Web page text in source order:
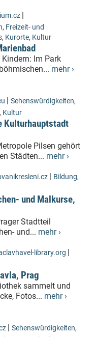
|
, Freizeit- und
, Kurorte, Kultur
Im Park
mehr ›
| Sehenswürdigkeiten,
, Kultur
Kulturhauptstadt
Pilsen gehört
Städten... mehr ›
| Bildung,
und Malkurse,
Stadtteil
und... mehr ›
library.org |
Prag
sammelt und
Fotos... mehr ›
| Sehenswürdigkeiten,